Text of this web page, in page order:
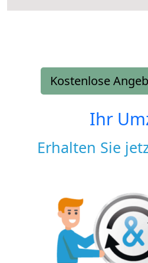
Kostenlose
Ihr
Erhalten Sie